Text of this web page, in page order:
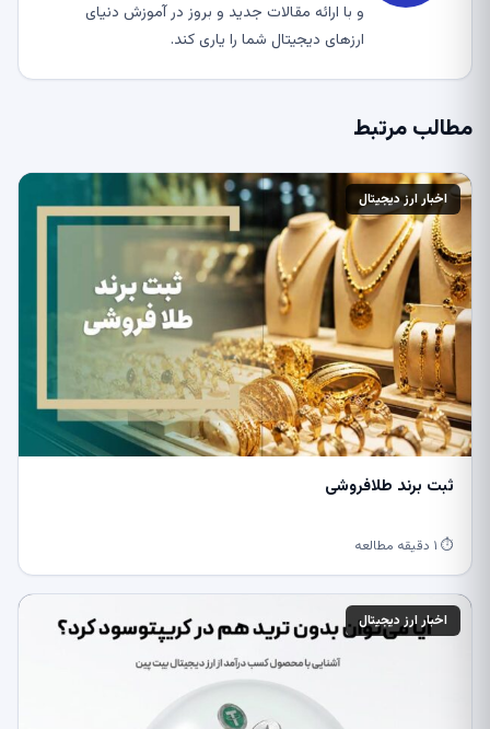
و با ارائه مقالات جدید و بروز در آموزش دنیای
ارزهای دیجیتال شما را یاری کند.
مطالب مرتبط
اخبار ارز دیجیتال
ثبت برند طلافروشی
⏱ ۱ دقیقه مطالعه
اخبار ارز دیجیتال